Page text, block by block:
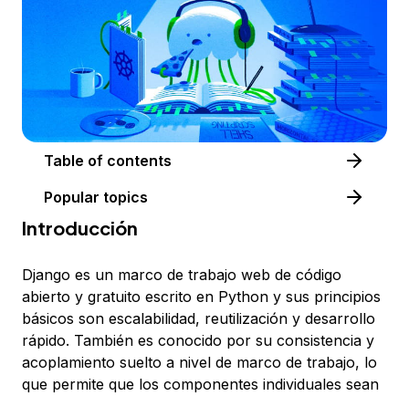
Table of contents
Popular topics
Introducción
Django es un marco de trabajo web de código
abierto y gratuito escrito en Python y sus principios
básicos son escalabilidad, reutilización y desarrollo
rápido. También es conocido por su consistencia y
acoplamiento suelto a nivel de marco de trabajo, lo
que permite que los componentes individuales sean